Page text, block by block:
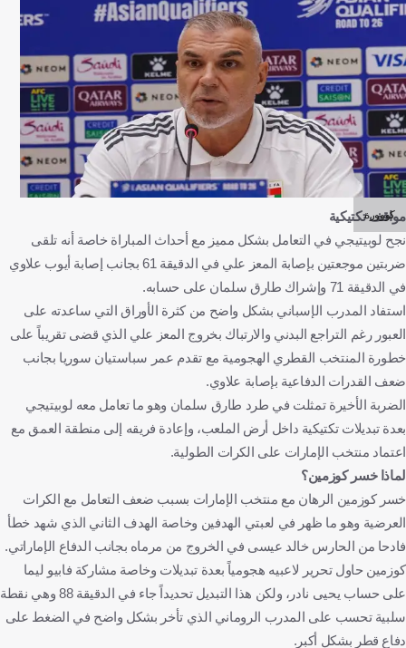
كووورة
مواقف تكتيكية
نجح لوبيتيجي في التعامل بشكل مميز مع أحداث المباراة خاصة أنه تلقى
ضربتين موجعتين بإصابة المعز علي في الدقيقة 61 بجانب إصابة أيوب علاوي
في الدقيقة 71 وإشراك طارق سلمان على حسابه.
استفاد المدرب الإسباني بشكل واضح من كثرة الأوراق التي ساعدته على
العبور رغم التراجع البدني والارتباك بخروج المعز علي الذي قضى تقريباً على
خطورة المنتخب القطري الهجومية مع تقدم عمر سباستيان سوريا بجانب
ضعف القدرات الدفاعية بإصابة علاوي.
الضربة الأخيرة تمثلت في طرد طارق سلمان وهو ما تعامل معه لوبيتيجي
بعدة تبديلات تكتيكية داخل أرض الملعب، وإعادة فريقه إلى منطقة العمق مع
اعتماد منتخب الإمارات على الكرات الطولية.
لماذا خسر كوزمين؟
خسر كوزمين الرهان مع منتخب الإمارات بسبب ضعف التعامل مع الكرات
العرضية وهو ما ظهر في لعبتي الهدفين وخاصة الهدف الثاني الذي شهد خطأ
فادحا من الحارس خالد عيسى في الخروج من مرماه بجانب الدفاع الإماراتي.
كوزمين حاول تحرير لاعبيه هجومياً بعدة تبديلات وخاصة مشاركة فابيو ليما
على حساب يحيى نادر، ولكن هذا التبديل تحديداً جاء في الدقيقة 88 وهي نقطة
سلبية تحسب على المدرب الروماني الذي تأخر بشكل واضح في الضغط على
دفاع قطر بشكل أكبر.